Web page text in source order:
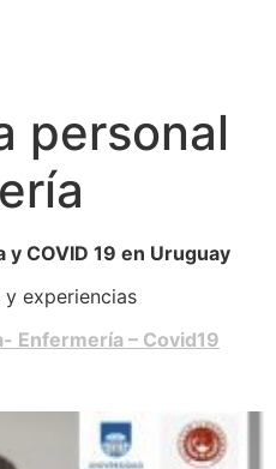
personal
COVID 19 en Uruguay
y experiencias
Enfermería – Covid19